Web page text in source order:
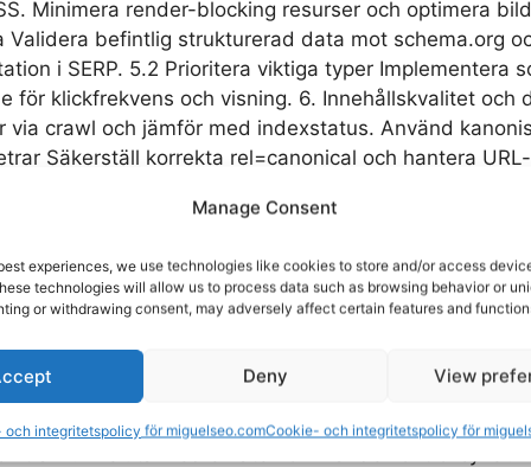
Manage Consent
experiences, we use technologies like cookies to store and/or access
technologies will allow us to process data such as browsing behavior or
or withdrawing consent, may adversely affect certain features and
Deny View
och integritetspolicy för miguelseo.comCookie- och integritetspolicy för
Minimera render-blocking resurser och optimera
Validera befintlig strukturerad data mot schema.org
i SERP. 5.2 Prioritera viktiga typer Implementera
för klickfrekvens och visning. 6. Innehållskvalitet och
crawl och jämför med indexstatus. Använd
Säkerställ korrekta rel=canonical och hantera
sidor för att stärka indexering och relevans. 7.2
Verifiera responsiv design, beröringsmål och
Vitals. 9. Hreflang och flerspråkiga sajter 9.1
och åtgärdsplan 10.1 Sätt prioriteringar efter
(serverfel, stora Core Web Vitals-problem,
åtgärder i staging, testa effekter via lab- och